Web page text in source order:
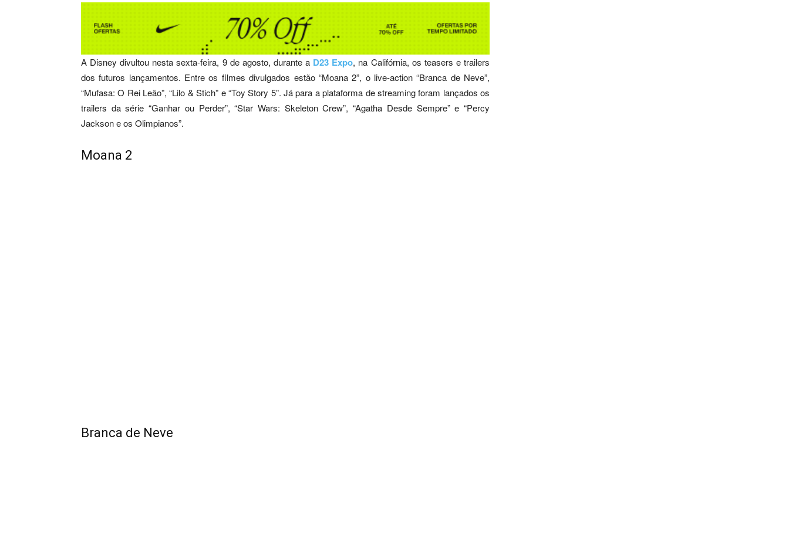
A Disney divultou nesta sexta-feira, 9 de agosto, durante a D23 Expo, na Califórnia, os teasers e trailers
dos futuros lançamentos. Entre os filmes divulgados estão “Moana 2”, o live-action “Branca de Neve”,
“Mufasa: O Rei Leão”, “Lilo & Stich” e “Toy Story 5”. Já para a plataforma de streaming foram lançados os
trailers da série “Ganhar ou Perder”, “Star Wars: Skeleton Crew”, “Agatha Desde Sempre” e “Percy
Jackson e os Olimpianos”.
Moana 2
Branca de Neve